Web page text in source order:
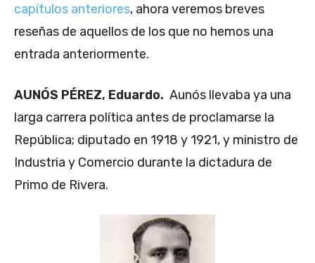
capítulos anteriores, ahora veremos breves
reseñas de aquellos de los que no hemos una
entrada anteriormente.
AUNÓS PÉREZ, Eduardo. Aunós llevaba ya una
larga carrera política antes de proclamarse la
República; diputado en 1918 y 1921, y ministro de
Industria y Comercio durante la dictadura de
Primo de Rivera.